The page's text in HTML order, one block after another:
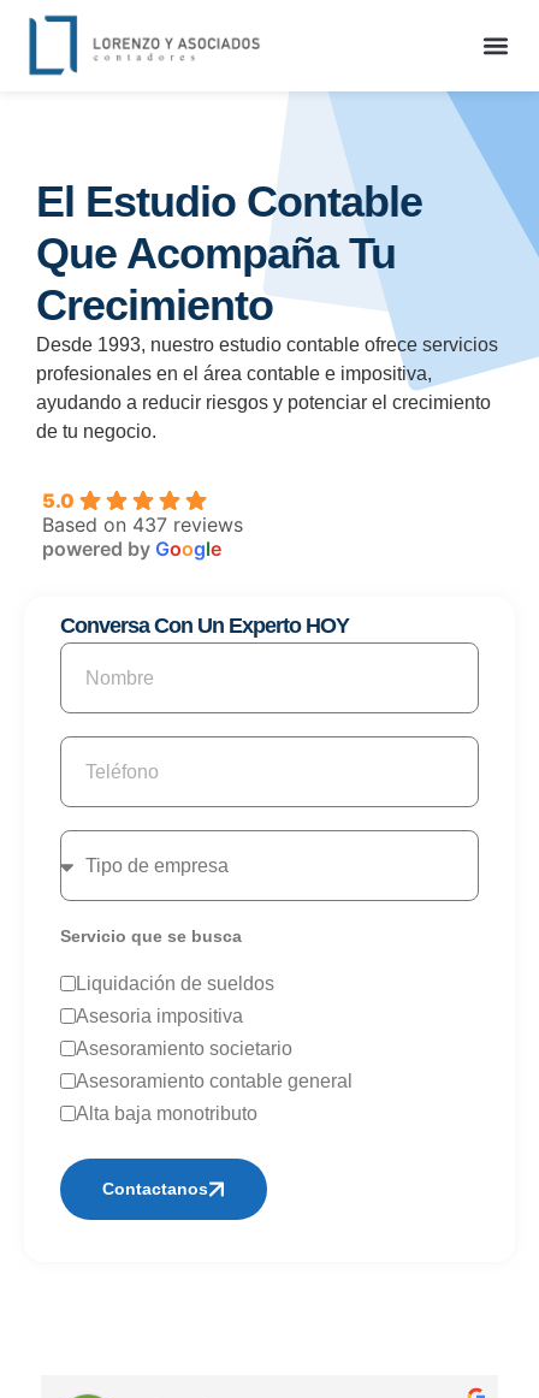
El Estudio Contable
Que Acompaña Tu
Crecimiento
Desde 1993, nuestro estudio contable ofrece servicios
profesionales en el área contable e impositiva,
ayudando a reducir riesgos y potenciar el crecimiento
de tu negocio.
5.0
Based on 437 reviews
powered by Google
Conversa Con Un Experto HOY
Servicio que se busca
Liquidación de sueldos
Asesoria impositiva
Asesoramiento societario
Asesoramiento contable general
Alta baja monotributo
Contactanos